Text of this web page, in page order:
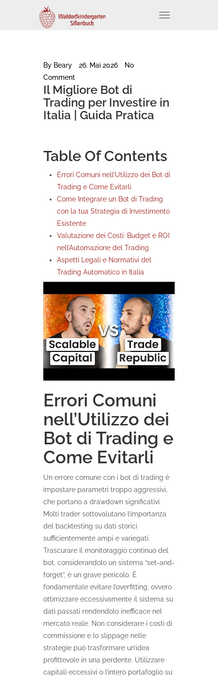
T
i
By Beary 26. Mai 2026
No
Comment
Il Migliore Bot di
Trading per Investire in
Italia | Guida Pratica
Table Of Contents
Errori Comuni nell’Utilizzo dei Bot di
Trading e Come Evitarli
Come Integrare un Bot di Trading
con la tua Strategia di Investimento
Esistente
Valutazione dei Costi: Budget e ROI
nell’Automazione del Trading
Aspetti Legali e Normativi del
Trading Automatico in Italia
Errori Comuni
nell’Utilizzo dei
Bot di Trading e
Come Evitarli
Un errore comune con i bot di trading è
impostare parametri troppo aggressivi,
che portano a drawdown significativi.
Molti trader sottovalutano l’importanza
del backtesting su dati storici
sufficientemente ampi e variegati.
Trascurare il monitoraggio continuo del
bot, considerandolo un sistema “set-and-
forget”, è un grave pericolo. È
fondamentale evitare l’overfitting, ovvero
ottimizzare eccessivamente il sistema su
dati passati rendendolo inefficace nel
mercato reale. Non considerare i costi di
commissione e lo slippage nelle
strategie può trasformare un’idea
profittevole in una perdente. Utilizzare
capitali eccessivi o l’intero portafoglio su